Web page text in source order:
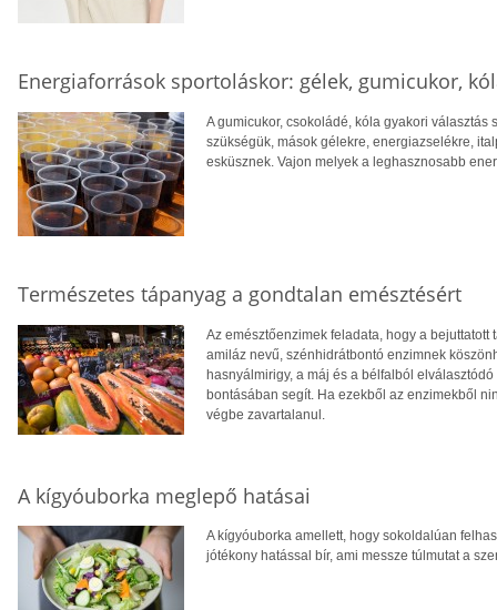
Energiaforrások sportoláskor: gélek, gumicukor,
A gumicukor, csokoládé, kóla gyakori
szükségük, mások gélekre, energiazselékre,
esküsznek. Vajon melyek a leghasznosabb
Természetes tápanyag a gondtalan emésztésért
Az emésztőenzimek feladata, hogy a
amiláz nevű, szénhidrátbontó enzimnek
hasnyálmirigy, a máj és a bélfalból
bontásában segít. Ha ezekből az enzimekből
végbe zavartalanul.
A kígyóuborka meglepő hatásai
A kígyóuborka amellett, hogy sokoldalúan
jótékony hatással bír, ami messze túlmutat a